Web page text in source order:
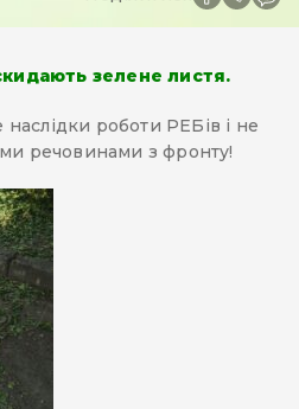
зелене листя.
роботи РЕБів і не
речовинами з фронту!